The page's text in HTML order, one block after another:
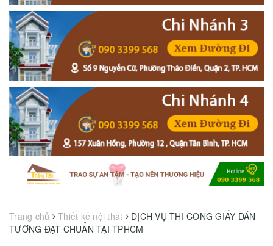
Trang chủ Thiết kế nội thất
DỊCH VỤ THI CÔNG GIẤY DÁN
TƯỜNG ĐẠT CHUẨN TẠI TPHCM